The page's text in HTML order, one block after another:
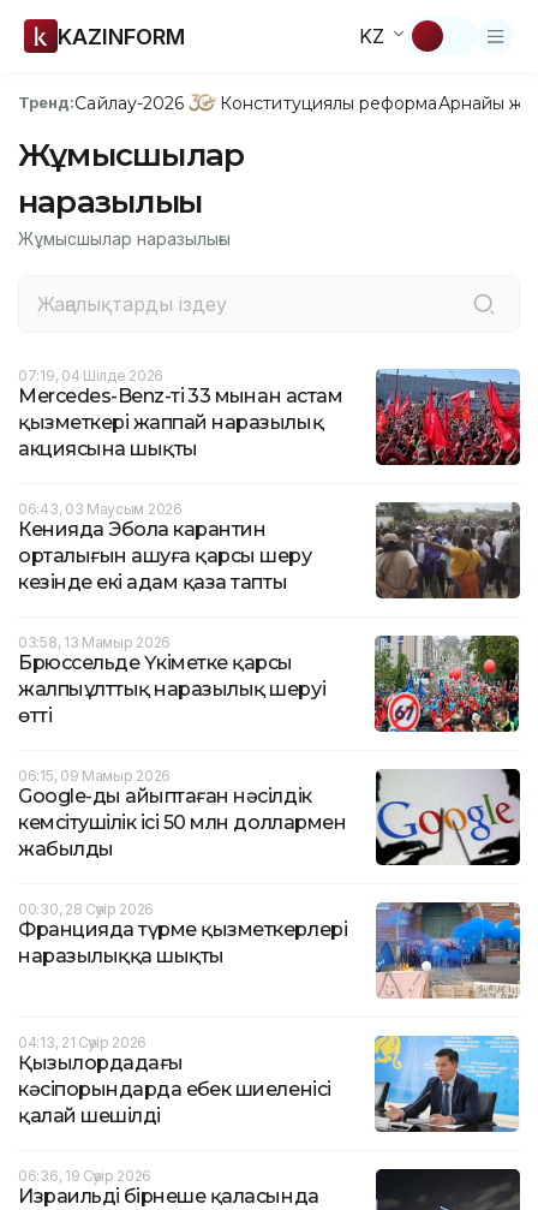
KAZINFORM KZ
Тренд:Сайлау-2026 Конституциялық реформаАрнайы
Жұмысшылар
наразылығы
Жұмысшылар наразылығы
07:19, 04 Шілде 2026
Mercedes-Benz-тің 33 мыңнан астам
қызметкері жаппай наразылық
акциясына шықты
06:43, 03 Маусым 2026
Кенияда Эбола карантин
орталығын ашуға қарсы шеру
кезінде екі адам қаза тапты
03:58, 13 Мамыр 2026
Брюссельде Үкіметке қарсы
жалпыұлттық наразылық шеруі
өтті
06:15, 09 Мамыр 2026
Google-ды айыптаған нәсілдік
кемсітушілік ісі 50 млн доллармен
жабылды
00:30, 28 Сәуір 2026
Францияда түрме қызметкерлері
наразылыққа шықты
04:13, 21 Сәуір 2026
Қызылордадағы
кәсіпорындарда еңбек шиеленісі
қалай шешілді
06:36, 19 Сәуір 2026
Израильдің бірнеше қаласында